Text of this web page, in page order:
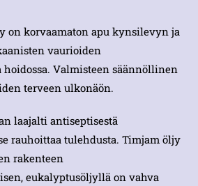
on korvaamaton apu kynsilevyn ja
vaurioiden
hoidossa. Valmisteen säännöllinen
terveen ulkonäön.
laajalti antiseptisestä
rauhoittaa tulehdusta. Timjam öljy
rakenteen
eukalyptusöljyllä on vahva